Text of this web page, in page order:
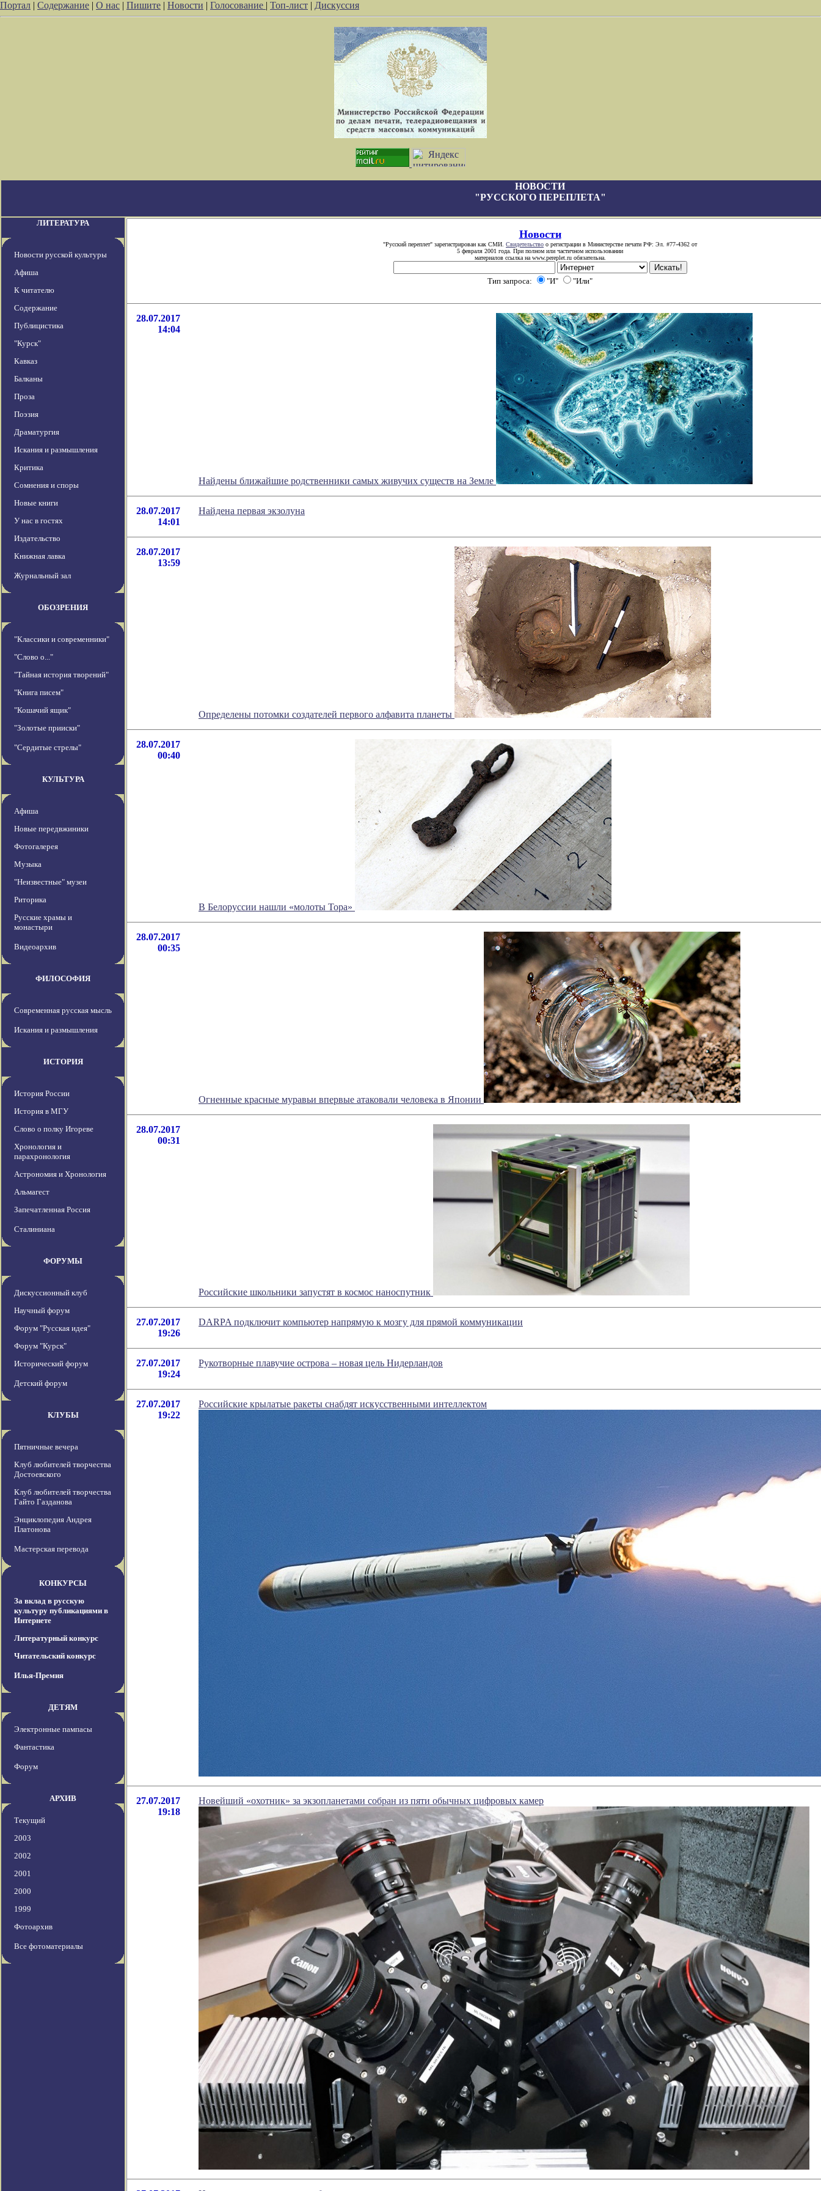
Портал | Содержание | О нас | Пишите | Новости | Голосование | Топ-лист | Дискуссия
НОВОСТИ
"РУССКОГО ПЕРЕПЛЕТА"
ЛИТЕРАТУРА
Новости русской культуры
Афиша
К читателю
Содержание
Публицистика
"Курск"
Кавказ
Балканы
Проза
Поэзия
Драматургия
Искания и размышления
Критика
Сомнения и споры
Новые книги
У нас в гостях
Издательство
Книжная лавка
Журнальный зал
ОБОЗРЕНИЯ
"Классики и современники"
"Слово о..."
"Тайная история творений"
"Книга писем"
"Кошачий ящик"
"Золотые прииски"
"Сердитые стрелы"
КУЛЬТУРА
Афиша
Новые передвжиники
Фотогалерея
Музыка
"Неизвестные" музеи
Риторика
Русские храмы и
монастыри
Видеоархив
ФИЛОСОФИЯ
Современная русская мысль
Искания и размышления
ИСТОРИЯ
История России
История в МГУ
Слово о полку Игореве
Хронология и
парахронология
Астрономия и Хронология
Альмагест
Запечатленная Россия
Сталиниана
ФОРУМЫ
Дискуссионный клуб
Научный форум
Форум "Русская идея"
Форум "Курск"
Исторический форум
Детский форум
КЛУБЫ
Пятничные вечера
Клуб любителей творчества
Достоевского
Клуб любителей творчества
Гайто Газданова
Энциклопедия Андрея
Платонова
Мастерская перевода
КОНКУРСЫ
За вклад в русскую
культуру публикациями в
Интернете
Литературный конкурс
Читательский конкурс
Илья-Премия
ДЕТЯМ
Электронные пампасы
Фантастика
Форум
АРХИВ
Текущий
2003
2002
2001
2000
1999
Фотоархив
Все фотоматериалы
Новости
"Русский переплет" зарегистрирован как СМИ. Свидетельство о регистрации в Министерстве печати РФ: Эл. #77-4362 от
5 февраля 2001 года. При полном или частичном использовании
материалов ссылка на www.pereplet.ru обязательна.
Тип запроса: "И" "Или"
28.07.2017
14:04
Найдены ближайшие родственники самых живучих существ на Земле
28.07.2017
14:01
Найдена первая экзолуна
28.07.2017
13:59
Определены потомки создателей первого алфавита планеты
28.07.2017
00:40
В Белоруссии нашли «молоты Тора»
28.07.2017
00:35
Огненные красные муравьи впервые атаковали человека в Японии
28.07.2017
00:31
Российские школьники запустят в космос наноспутник
27.07.2017
19:26
DARPA подключит компьютер напрямую к мозгу для прямой коммуникации
27.07.2017
19:24
Рукотворные плавучие острова – новая цель Нидерландов
27.07.2017
19:22
Российские крылатые ракеты снабдят искусственными интеллектом
27.07.2017
19:18
Новейший «охотник» за экзопланетами собран из пяти обычных цифровых камер